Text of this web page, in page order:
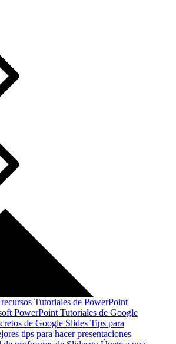
Tutoriales de PowerPoint
PowerPoint Tutoriales de Google
de Google Slides Tips para
tips para hacer presentaciones